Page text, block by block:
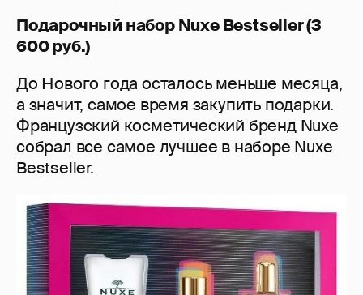
Подарочный набор Nuxe Bestseller (3
600 руб.)
До Нового года осталось меньше месяца,
а значит, самое время закупить подарки.
Французский косметический бренд Nuxe
собрал все самое лучшее в наборе Nuxe
Bestseller.